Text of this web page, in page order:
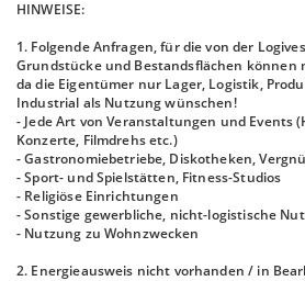
HINWEISE:
1. Folgende Anfragen, für die von der
Grundstücke und Bestandsflächen können
da die Eigentümer nur Lager, Logistik,
Industrial als Nutzung wünschen!
- Jede Art von Veranstaltungen und Events
Konzerte, Filmdrehs etc.)
- Gastronomiebetriebe, Diskotheken,
- Sport- und Spielstätten, Fitness-Studios
- Religiöse Einrichtungen
- Sonstige gewerbliche, nicht-logistische
- Nutzung zu Wohnzwecken
2. Energieausweis nicht vorhanden / in